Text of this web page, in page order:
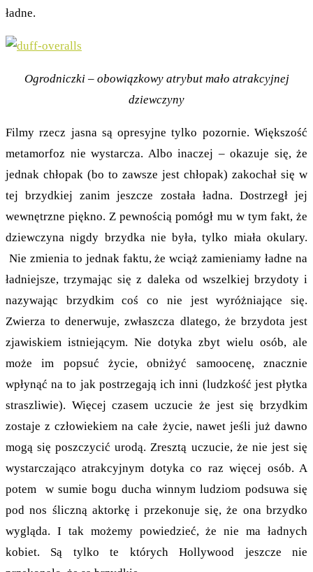
ładne.
Ogrodniczki – obowiązkowy atrybut mało atrakcyjnej
dziewczyny
Filmy rzecz jasna są opresyjne tylko pozornie. Większość
metamorfoz nie wystarcza. Albo inaczej – okazuje się, że
jednak chłopak (bo to zawsze jest chłopak) zakochał się w
tej brzydkiej zanim jeszcze została ładna. Dostrzegł jej
wewnętrzne piękno. Z pewnością pomógł mu w tym fakt, że
dziewczyna nigdy brzydka nie była, tylko miała okulary.
Nie zmienia to jednak faktu, że wciąż zamieniamy ładne na
ładniejsze, trzymając się z daleka od wszelkiej brzydoty i
nazywając brzydkim coś co nie jest wyróżniające się.
Zwierza to denerwuje, zwłaszcza dlatego, że brzydota jest
zjawiskiem istniejącym. Nie dotyka zbyt wielu osób, ale
może im popsuć życie, obniżyć samoocenę, znacznie
wpłynąć na to jak postrzegają ich inni (ludzkość jest płytka
straszliwie). Więcej czasem uczucie że jest się brzydkim
zostaje z człowiekiem na całe życie, nawet jeśli już dawno
mogą się poszczycić urodą. Zresztą uczucie, że nie jest się
wystarczająco atrakcyjnym dotyka co raz więcej osób. A
potem w sumie bogu ducha winnym ludziom podsuwa się
pod nos śliczną aktorkę i przekonuje się, że ona brzydko
wygląda. I tak możemy powiedzieć, że nie ma ładnych
kobiet. Są tylko te których Hollywood jeszcze nie